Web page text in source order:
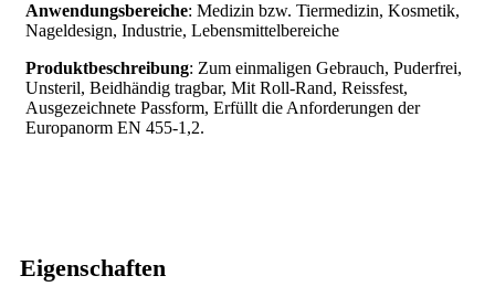
Anwendungsbereiche: Medizin bzw. Tiermedizin, Kosmetik,
Nageldesign, Industrie, Lebensmittelbereiche
Produktbeschreibung: Zum einmaligen Gebrauch, Puderfrei,
Unsteril, Beidhändig tragbar, Mit Roll-Rand, Reissfest,
Ausgezeichnete Passform, Erfüllt die Anforderungen der
Europanorm EN 455-1,2.
Eigenschaften